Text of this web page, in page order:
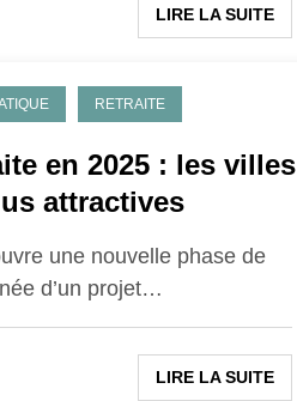
LIRE LA SUITE
RETRAITE
en 2025 : les villes
attractives
une nouvelle phase de
d’un projet…
LIRE LA SUITE